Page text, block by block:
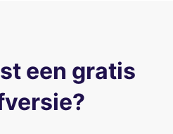
een gratis